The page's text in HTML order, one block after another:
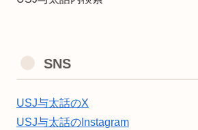
SNS
USJ与太話のX
USJ与太話のInstagram